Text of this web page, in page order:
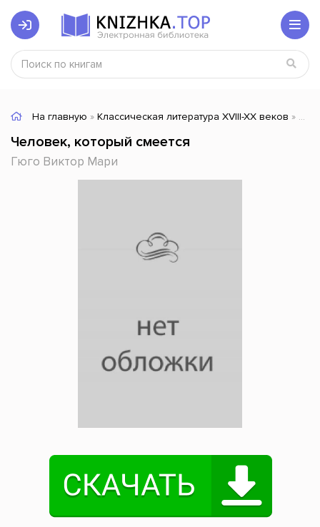
На главную » Классическая литература XVIII-XX веков » Человек, который смеется
Человек, который смеется
Гюго Виктор Мари